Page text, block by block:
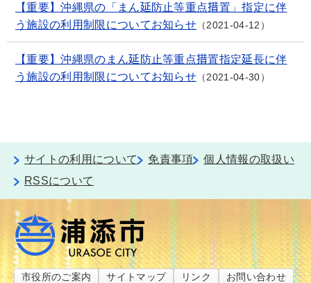
【重要】沖縄県の「まん延防止等重点措置」指定に伴
う施設の利用制限についてお知らせ
2021-04-12
【重要】沖縄県のまん延防止等重点措置指定延長に伴
う施設の利用制限についてお知らせ
2021-04-30
サイトの利用について 免責事項
個人情報の取扱い
RSSについて
市役所のご案内 サイトマップ リンク お問い合わせ